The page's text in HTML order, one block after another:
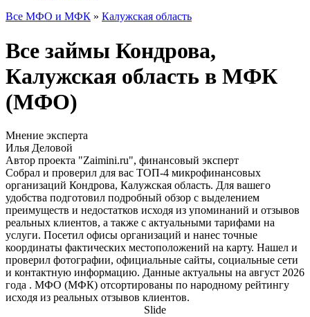
Все МФО и МФК » Калужская область
Все займы Кондрова,
Калужская область в МФК
(МФО)
Мнение эксперта
Илья Деловой
Автор проекта "Zaimini.ru", финансовый эксперт
Собрал и проверил для вас ТОП-4 микрофинансовых
организаций Кондрова, Калужская область. Для вашего
удобства подготовил подробный обзор с выделением
преимуществ и недостатков исходя из упоминаний и отзывов
реальных клиентов, а также с актуальными тарифами на
услуги. Посетил офисы организаций и нанес точные
координаты фактических местоположений на карту. Нашел и
проверил фотографии, официальные сайты, социальные сети
и контактную информацию. Данные актуальны на август 2026
года . МФО (МФК) отсортированы по народному рейтингу
исходя из реальных отзывов клиентов.
Slide